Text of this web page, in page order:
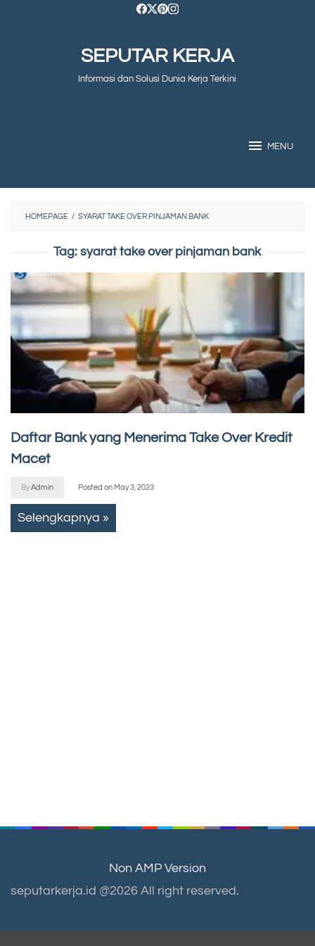
SEPUTAR KERJA
Informasi dan Solusi Dunia Kerja Terkini
MENU
HOMEPAGE / SYARAT TAKE OVER PINJAMAN BANK
Tag:syarat take over pinjaman bank
Daftar Bank yang Menerima Take Over Kredit
Macet
ByAdmin Posted on May 3, 2023
Selengkapnya »
Non AMP Version
seputarkerja.id @2026 All right reserved.